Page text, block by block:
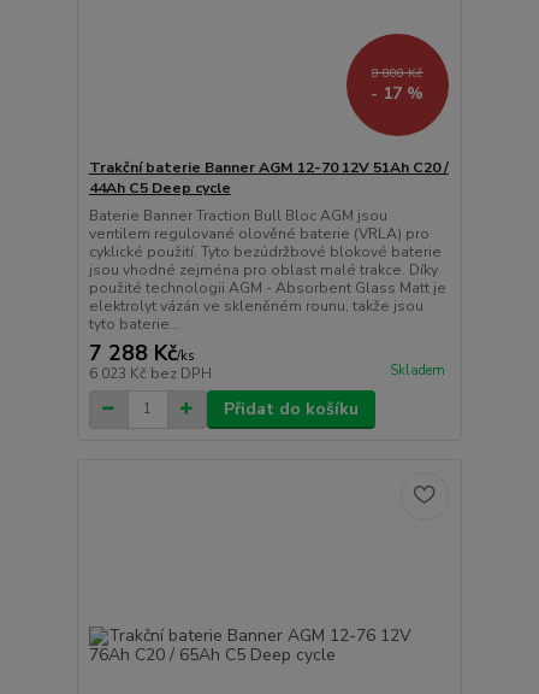
8 800 Kč
- 17 %
Trakční baterie Banner AGM 12-70 12V 51Ah C20 /
44Ah C5 Deep cycle
Baterie Banner Traction Bull Bloc AGM jsou
ventilem regulované olověné baterie (VRLA) pro
cyklické použití. Tyto bezúdržbové blokové baterie
jsou vhodné zejména pro oblast malé trakce. Díky
použité technologii AGM - Absorbent Glass Matt je
elektrolyt vázán ve skleněném rounu, takže jsou
tyto baterie...
7 288 Kč/ks
6 023 Kč bez DPH Skladem
Přidat do košíku